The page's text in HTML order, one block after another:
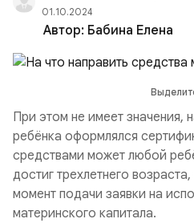
01.10.2024
Автор: Бабина Елена
При этом не имеет значения,
ребёнка оформлялся
средствами может любой
достиг трехлетнего
момент подачи заявки на
материнского капитала.